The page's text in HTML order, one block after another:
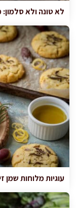
לא טונה ולא
עוגיות מלוחות שמן